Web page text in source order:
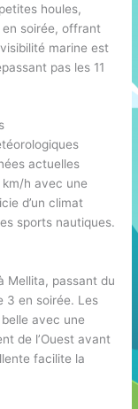
houles,
en soirée, offrant
marine est
pas les 11
actuelles
h avec une
d’un climat
sports nautiques.
Mellita, passant du
3 en soirée. Les
avec une
de l’Ouest avant
facilite la